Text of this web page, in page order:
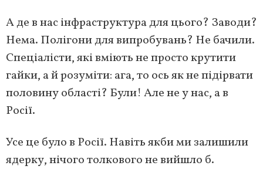
А де в нас інфраструктура для цього? Заводи?
Нема. Полігони для випробувань? Не бачили.
Спеціалісти, які вміють не просто крутити
гайки, а й розуміти: ага, то ось як не підірвати
половину області? Були! Але не у нас, а в
Росії.
Усе це було в Росії. Навіть якби ми залишили
ядерку, нічого толкового не вийшло б.